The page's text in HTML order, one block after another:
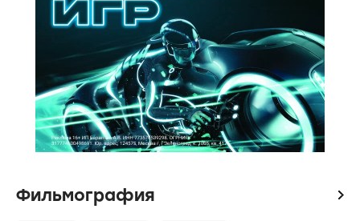
Фильмография icon